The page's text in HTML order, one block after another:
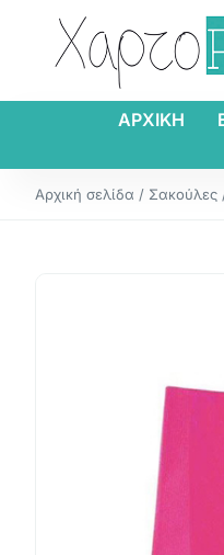
ΑΡΧΙΚΗ
Αρχική σελίδα / Σακούλες